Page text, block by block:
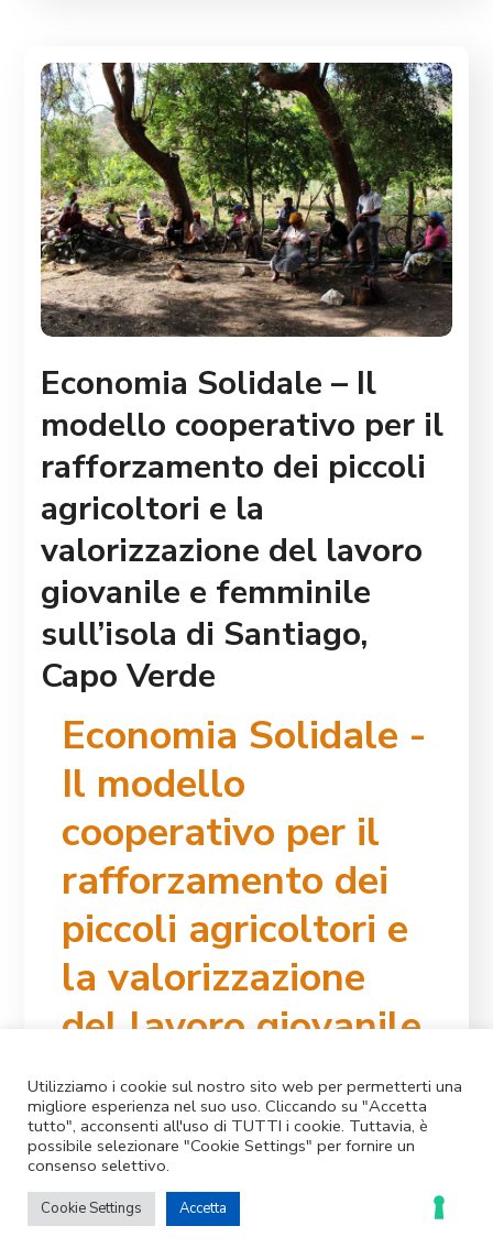
Economia Solidale – Il
modello cooperativo per il
rafforzamento dei piccoli
agricoltori e la
valorizzazione del lavoro
giovanile e femminile
sull’isola di Santiago,
Capo Verde
Economia Solidale -
Il modello
cooperativo per il
rafforzamento dei
piccoli agricoltori e
la valorizzazione
del lavoro giovanile
e femminile
sull'isola di
Santiago, Capo
Verde
Utilizziamo i cookie sul nostro sito web per permetterti una
migliore esperienza nel suo uso. Cliccando su "Accetta
tutto", acconsenti all'uso di TUTTI i cookie. Tuttavia, è
possibile selezionare "Cookie Settings" per fornire un
consenso selettivo.
Cookie Settings Accetta